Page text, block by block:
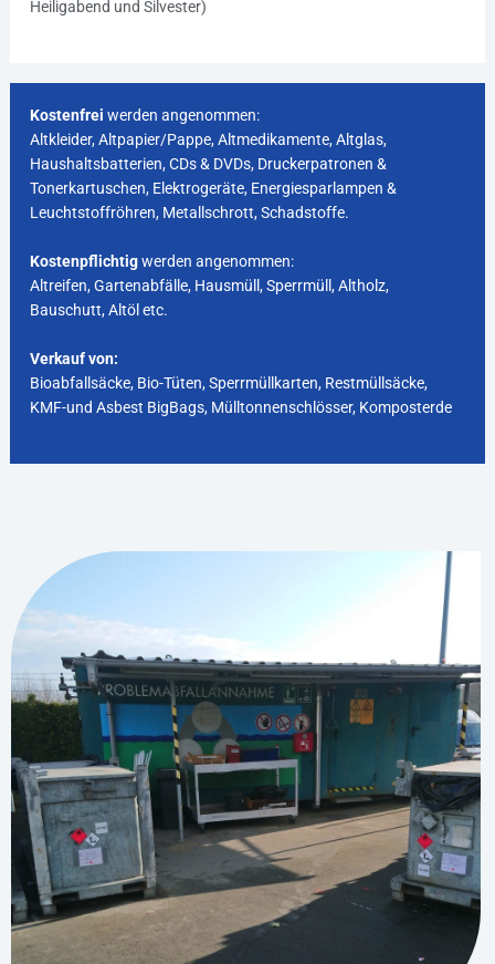
Heiligabend und Silvester)
Kostenfrei werden angenommen:
Altkleider, Altpapier/Pappe, Altmedikamente, Altglas,
Haushaltsbatterien, CDs & DVDs, Druckerpatronen &
Tonerkartuschen, Elektrogeräte, Energiesparlampen &
Leuchtstoffröhren, Metallschrott, Schadstoffe.
Kostenpflichtigwerden angenommen:
Altreifen, Gartenabfälle, Hausmüll, Sperrmüll, Altholz,
Bauschutt, Altöl etc.
Verkauf von:
Bioabfallsäcke, Bio-Tüten, Sperrmüllkarten, Restmüllsäcke,
KMF-und Asbest BigBags, Mülltonnenschlösser, Komposterde